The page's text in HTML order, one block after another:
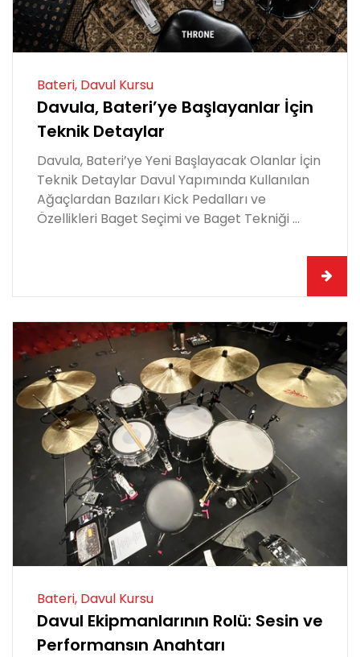
Bateri, Davul Kursu
Davula, Bateri’ye Başlayanlar İçin
Teknik Detaylar
Davula, Bateri’ye Yeni Başlayacak Olanlar İçin
Teknik Detaylar Davul Yapımında Kullanılan
Ağaçlardan Bazıları Kick Pedalları ve
Özellikleri Baget Seçimi ve Baget Tekniği ...
Bateri, Davul Kursu
Davul Ekipmanlarının Rolü: Sesin ve
Performansın Anahtarı